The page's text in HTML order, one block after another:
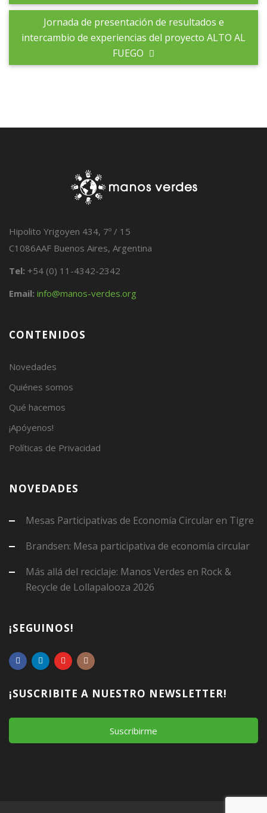
Jornada de presentación de resultados e
intercambio de experiencias del proyecto ALTO AL
FUEGO
Hipolito Yrigoyen 434, 7º / 15
C1086AAF Buenos Aires, Argentina
Tel: +54 (0) 11-4342-2342
Email: info@manos-verdes.org
CONTENIDOS
Novedades
Quiénes somos
Qué hacemos
¡Apóyenos!
Políticas de Privacidad
NOVEDADES
Mesas Participativas de Economía Circular en Tigre
Brandsen: Mesa participativa de economía circular
Más allá del reciclaje: Manos Verdes en Rock &
Recycle de Lollapalooza 2026
¡SEGUINOS!
¡SUSCRIBITE A NUESTRO NEWSLETTER!
Suscribirme